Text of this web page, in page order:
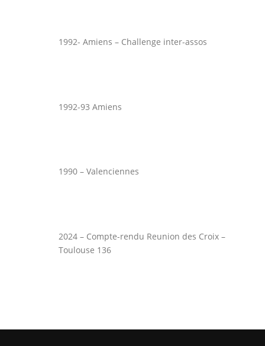
1992- Amiens – Challenge inter-assos
1992-93 Amiens
1990 – Valenciennes
2024 – Compte-rendu Reunion des Croix –
Toulouse 136